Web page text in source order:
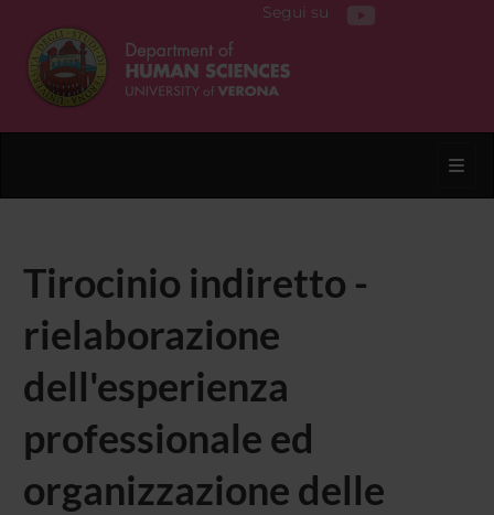
Segui su
Tirocinio indiretto -
rielaborazione
dell'esperienza
professionale ed
organizzazione delle